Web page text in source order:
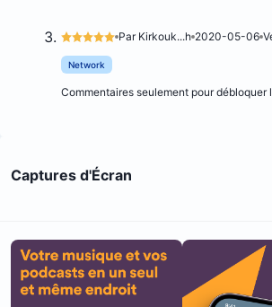
Par Kirkouk...h 2020-05-06
Network
Commentaires seulement pour débloquer
Captures d'Écran